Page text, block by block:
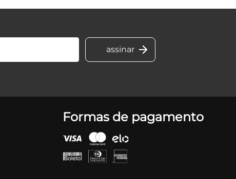
Formas de pagamento